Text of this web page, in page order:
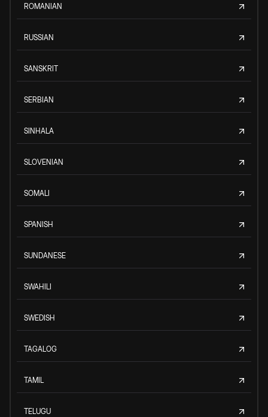
ROMANIAN
RUSSIAN
SANSKRIT
SERBIAN
SINHALA
SLOVENIAN
SOMALI
SPANISH
SUNDANESE
SWAHILI
SWEDISH
TAGALOG
TAMIL
TELUGU